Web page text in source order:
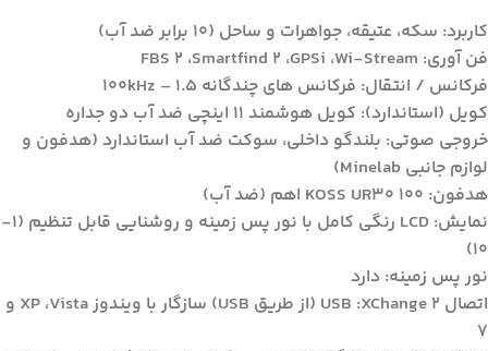
کاربرد: سکه، عتیقه، جواهرات و ساحل (10 برابر ضد آب)
فن آوری: FBS 2 ،Smartfind 2 ،GPSi ،Wi-Stream
فرکانس / انتقال: فرکانس های چندگانه 1.5 – 100kHz
کویل (استاندارد): کویل هوشمند 11 اینچی ضد آب دو جداره
خروجی صوتی: بلندگو داخلی، سوکت ضد آب استاندارد (هدفون و
لوازم جانبی Minelab)
هدفون: KOSS UR30 100 اهم (ضد آب)
نمایش: LCD رنگی کامل با نور پس زمینه و روشنایی قابل تنظیم (1-
10)
نور پس زمینه: دارد
اتصال USB :XChange 2 (از طریق USB) سازگار با ویندوز XP ،Vista و
7